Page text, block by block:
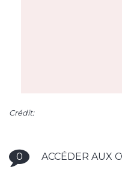
Crédit:
0 ACCÉDER AUX